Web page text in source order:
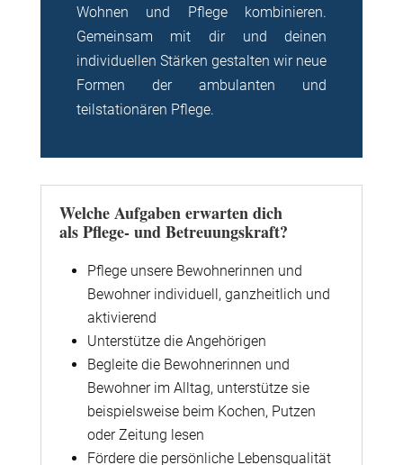
Wohnen und Pflege kombinieren.
Gemeinsam mit dir und deinen
individuellen Stärken gestalten wir neue
Formen der ambulanten und
teilstationären Pflege.
Welche Aufgaben erwarten dich
als Pflege- und Betreuungskraft?
Pflege unsere Bewohnerinnen und
Bewohner individuell, ganzheitlich und
aktivierend
Unterstütze die Angehörigen
Begleite die Bewohnerinnen und
Bewohner im Alltag, unterstütze sie
beispielsweise beim Kochen, Putzen
oder Zeitung lesen
Fördere die persönliche Lebensqualität